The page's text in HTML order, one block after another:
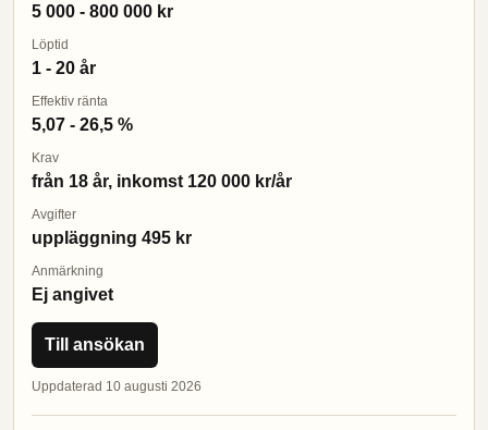
5 000 - 800 000 kr
Löptid
1 - 20 år
Effektiv ränta
5,07 - 26,5 %
Krav
från 18 år, inkomst 120 000 kr/år
Avgifter
uppläggning 495 kr
Anmärkning
Ej angivet
Till ansökan
Uppdaterad 10 augusti 2026